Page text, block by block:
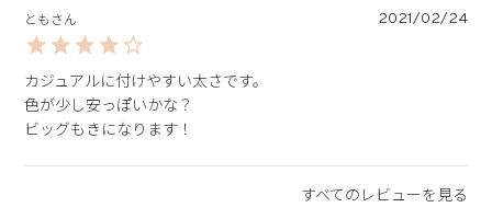
とも 2021/02/24
カジュアルに付けやすい太さです。
色が少し安っぽいかな？
ビッグもきになります！